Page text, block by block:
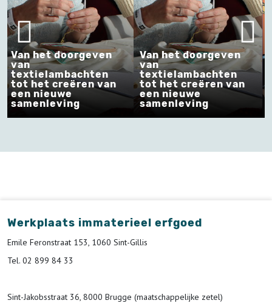
Van het doorgeven
van
textielambachten
tot het creëren van
een nieuwe
samenleving
Inspiratiebrochure:
Op handen gedragen
Werkplaats immaterieel erfgoed
Emile Feronstraat 153, 1060 Sint-Gillis
Tel. 02 899 84 33
Sint-Jakobsstraat 36, 8000 Brugge (maatschappelijke zetel)